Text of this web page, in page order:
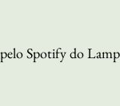
Spotify do